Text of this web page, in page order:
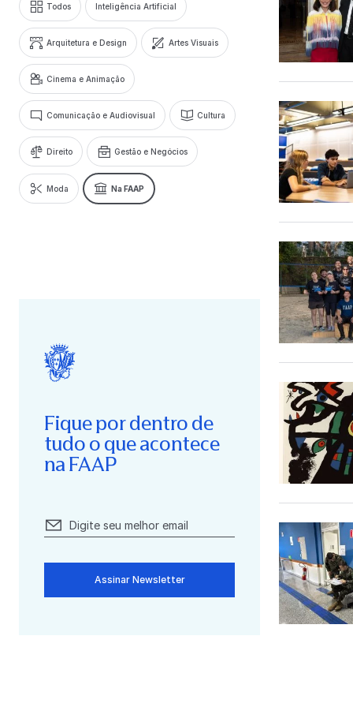
Todos Inteligência Artificial
Arquitetura e Design Artes Visuais
Cinema e Animação
Comunicação e Audiovisual Cultura
Direito Gestão e Negócios
Moda Na FAAP
Fique por dentro de
tudo o que acontece
na FAAP
Assinar Newsletter